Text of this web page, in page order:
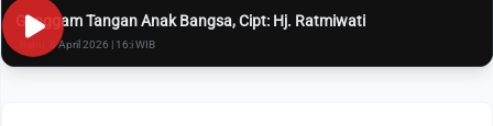
Genggam Tangan Anak Bangsa, Cipt: Hj. Ratmiwati
Rabu, 8 April 2026 | 16:i WIB